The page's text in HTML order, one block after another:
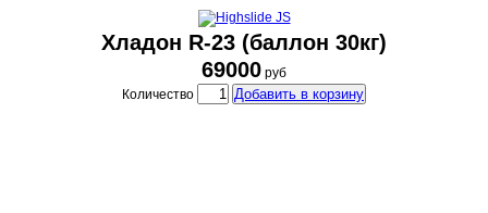
Хладон R-23 (баллон 30кг)
69000 руб
Количество
Добавить в корзину